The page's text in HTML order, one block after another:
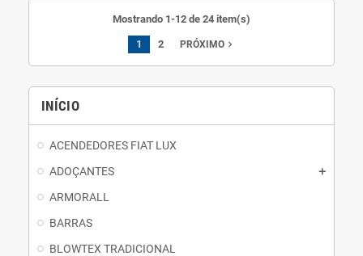
INÍCIO
ACENDEDORES FIAT LUX
ADOÇANTES
ARMORALL
BARRAS
BLOWTEX TRADICIONAL
Mostrando 1-12 de 24 item(s)
1 2 PRÓXIMOnavigate_next